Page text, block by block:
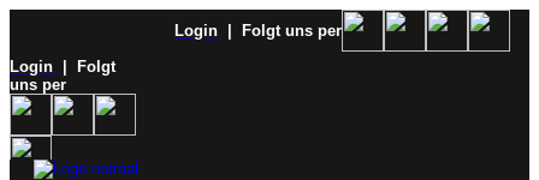
Login
| Folgt uns per
Login
| Folgt
uns per